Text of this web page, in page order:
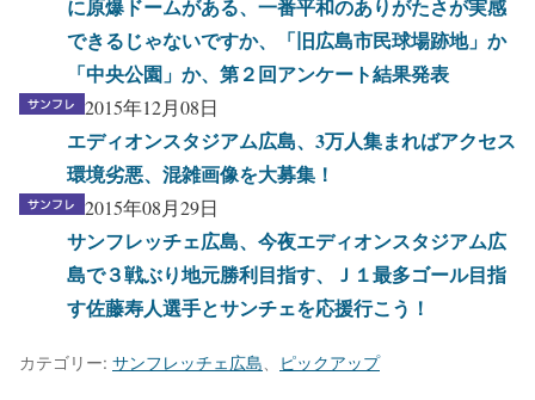
に原爆ドームがある、一番平和のありがたさが実感
できるじゃないですか、「旧広島市民球場跡地」か
「中央公園」か、第２回アンケート結果発表
2015年12月08日
エディオンスタジアム広島、3万人集まればアクセス
環境劣悪、混雑画像を大募集！
2015年08月29日
サンフレッチェ広島、今夜エディオンスタジアム広
島で３戦ぶり地元勝利目指す、Ｊ１最多ゴール目指
す佐藤寿人選手とサンチェを応援行こう！
カテゴリー: サンフレッチェ広島 ピックアップ